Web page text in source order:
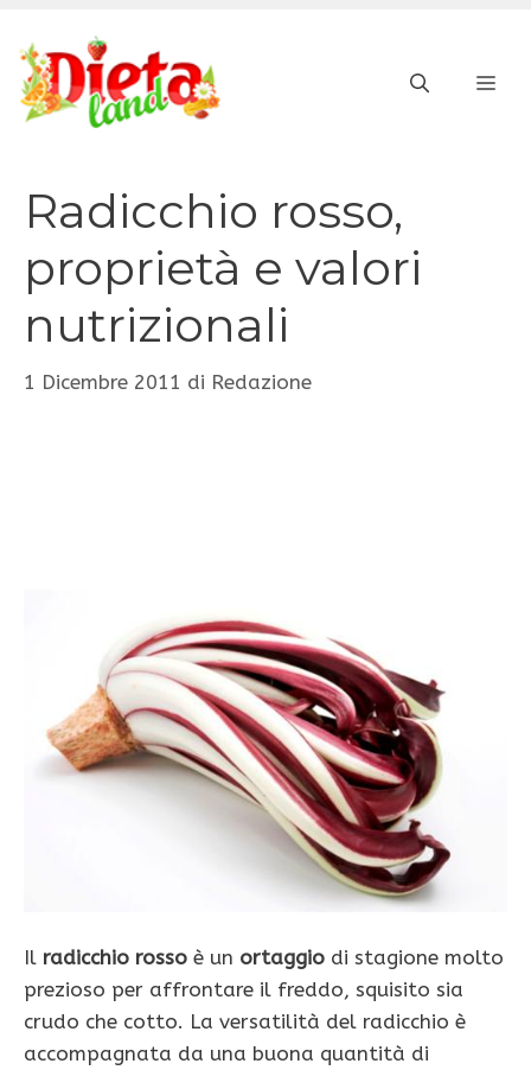
contenuto
Radicchio rosso,
proprietà e valori
nutrizionali
1 Dicembre 2011 di Redazione
Il radicchio rosso è un ortaggio di stagione molto
prezioso per affrontare il freddo, squisito sia
crudo che cotto. La versatilità del radicchio è
accompagnata da una buona quantità di